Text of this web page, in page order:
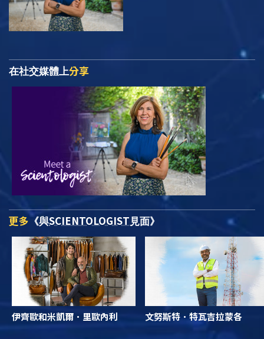
在社交媒體上分享
更多 《與SCIENTOLOGIST 見面》
伊齊歐和米凱爾．里歐內利 文努斯特．特瓦吉拉蒙各